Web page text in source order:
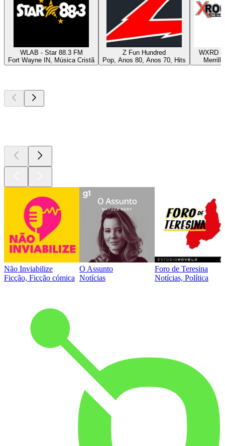
WLAB - Star 88.3 FM
Fort Wayne IN, Música Cristã
Z Fun Hundred
Pop, Anos 80, Anos 70, Hits
WXRD -
Não Inviabilize
Ficção, Ficção cómica
O Assunto
Notícias
Foro de Teresina
Notícias, Política